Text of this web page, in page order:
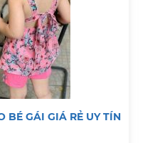
BÉ GÁI GIÁ RẺ UY TÍN